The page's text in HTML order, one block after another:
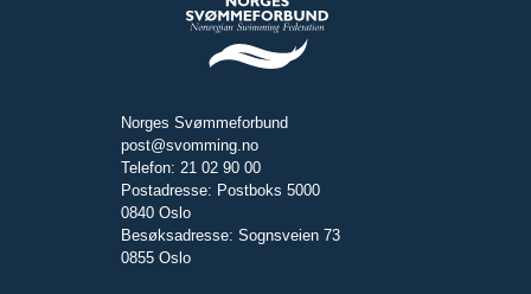
Norges Svømmeforbund
post@svomming.no
Telefon: 21 02 90 00
Postadresse: Postboks 5000
0840 Oslo
Besøksadresse: Sognsveien 73
0855 Oslo